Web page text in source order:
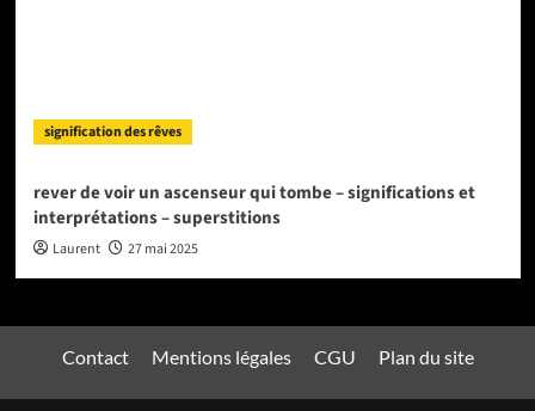
signification des rêves
rever de voir un ascenseur qui tombe – significations et
interprétations – superstitions
Laurent 27 mai 2025
Contact Mentions légales CGU Plan du site